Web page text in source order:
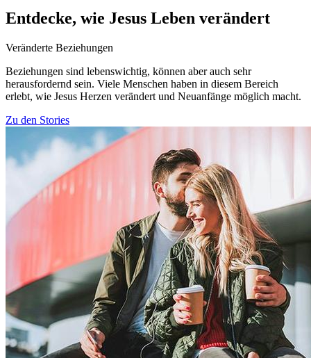
Entdecke, wie Jesus Leben verändert
Veränderte Beziehungen
Beziehungen sind lebenswichtig, können aber auch sehr
herausfordernd sein. Viele Menschen haben in diesem Bereich
erlebt, wie Jesus Herzen verändert und Neuanfänge möglich macht.
Zu den Stories